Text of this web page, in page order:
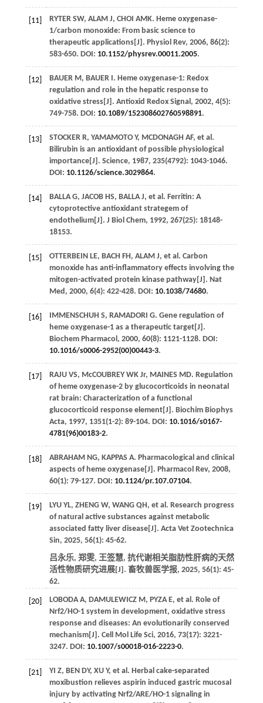
[11] RYTER SW, ALAM J, CHOI AMK. Heme oxygenase-
1/carbon monoxide: From basic science to
therapeutic applications[J]. Physiol Rev, 2006, 86(2):
583-650. DOI: 10.1152/physrev.00011.2005.
[12] BAUER M, BAUER I. Heme oxygenase-1: Redox
regulation and role in the hepatic response to
oxidative stress[J]. Antioxid Redox Signal , 2002, 4(5):
749-758. DOI: 10.1089/152308602760598891.
[13] STOCKER R, YAMAMOTO Y, MCDONAGH AF, et al.
Bilirubin is an antioxidant of possible physiological
importance[J]. Science, 1987, 235(4792): 1043-1046.
DOI: 10.1126/science.3029864.
[14] BALLA G, JACOB HS, BALLA J, et al. Ferritin: A
cytoprotective antioxidant strategem of
endothelium[J]. J Biol Chem, 1992, 267(25): 18148-
18153.
[15] OTTERBEIN LE, BACH FH, ALAM J, et al. Carbon
monoxide has anti-inflammatory effects involving the
mitogen-activated protein kinase pathway[J]. Nat
Med , 2000, 6(4): 422-428. DOI: 10.1038/74680.
[16] IMMENSCHUH S, RAMADORI G. Gene regulation of
heme oxygenase-1 as a therapeutic target[J].
Biochem Pharmacol , 2000, 60(8): 1121-1128. DOI:
10.1016/s0006-2952(00)00443-3.
[17] RAJU VS, McCOUBREY WKJr, MAINES MD. Regulation
of heme oxygenase-2 by glucocorticoids in neonatal
rat brain: Characterization of a functional
glucocorticoid response element[J]. Biochim Biophys
Acta, 1997, 1351(1-2): 89-104. DOI: 10.1016/s0167-
4781(96)00183-2.
[18] ABRAHAM NG, KAPPAS A. Pharmacological and clinical
aspects of heme oxygenase[J]. Pharmacol Rev, 2008,
60(1): 79-127. DOI: 10.1124/pr.107.07104.
[19] LYU YL, ZHENG W, WANG QH, et al. Research progress
of natural active substances against metabolic
associated fatty liver disease[J]. Acta Vet Zootechnica
Sin, 2025, 56(1): 45-62.
吕永乐, 郑雯, 王签慧, 抗代谢相关脂肪性肝病的天然
活性物质研究进展[J]. 畜牧兽医学报, 2025, 56(1): 45-
62.
[20] LOBODA A, DAMULEWICZ M, PYZA E, et al. Role of
Nrf2/HO-1 system in development, oxidative stress
response and diseases: An evolutionarily conserved
mechanism[J]. Cell Mol Life Sci, 2016, 73(17): 3221-
3247. DOI: 10.1007/s00018-016-2223-0.
[21] YI Z, BEN DY, XU Y, et al. Herbal cake-separated
moxibustion relieves aspirin induced gastric mucosal
injury by activating Nrf2/ARE/HO-1 signaling in